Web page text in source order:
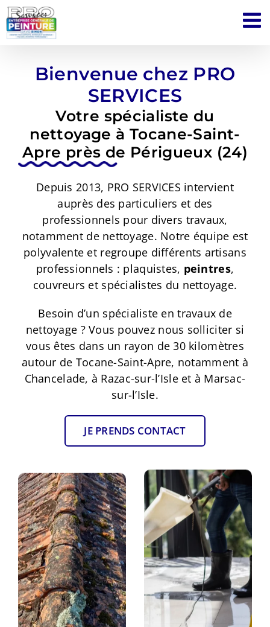
Passer
au
contenu
Bienvenue chez PRO
SERVICES
Votre spécialiste du
nettoyage à Tocane-Saint-
Apre près de Périgueux (24)
Depuis 2013, PRO SERVICES intervient
auprès des particuliers et des
professionnels pour divers travaux,
notamment de nettoyage. Notre équipe est
polyvalente et regroupe différents artisans
professionnels : plaquistes, peintres,
couvreurs et spécialistes du nettoyage.
Besoin d’un spécialiste en travaux de
nettoyage ? Vous pouvez nous solliciter si
vous êtes dans un rayon de 30 kilomètres
autour de Tocane-Saint-Apre, notamment à
Chancelade, à Razac-sur-l’Isle et à Marsac-
sur-l’Isle.
JE PRENDS CONTACT